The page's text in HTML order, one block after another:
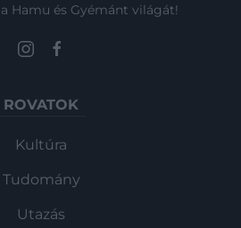
Hamu és Gyémánt világát!
ROVATOK
Kultúra
Tudomány
Utazás